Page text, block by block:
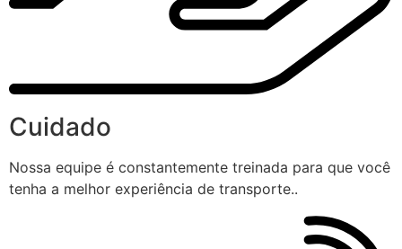
Cuidado
Nossa equipe é constantemente treinada para que você
tenha a melhor experiência de transporte..